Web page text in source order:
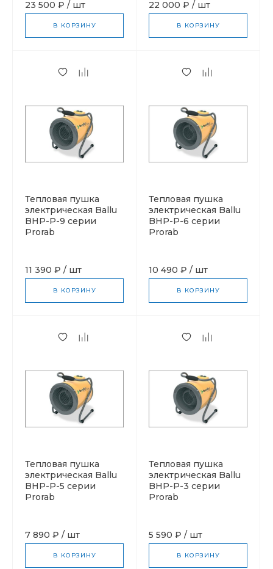
23 500 ₽ / шт
В КОРЗИНУ
22 000 ₽ / шт
В КОРЗИНУ
Тепловая пушка
электрическая Ballu
BHP-P-9 серии
Prorab
11 390 ₽ / шт
В КОРЗИНУ
Тепловая пушка
электрическая Ballu
BHP-P-6 серии
Prorab
10 490 ₽ / шт
В КОРЗИНУ
Тепловая пушка
электрическая Ballu
BHP-P-5 серии
Prorab
7 890 ₽ / шт
В КОРЗИНУ
Тепловая пушка
электрическая Ballu
BHP-P-3 серии
Prorab
5 590 ₽ / шт
В КОРЗИНУ